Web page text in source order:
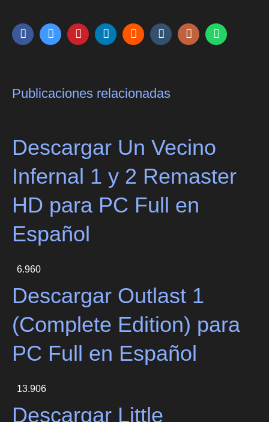
Publicaciones relacionadas
Descargar Un Vecino
Infernal 1 y 2 Remaster
HD para PC Full en
Español
6.960
Descargar Outlast 1
(Complete Edition) para
PC Full en Español
13.906
Descargar Little